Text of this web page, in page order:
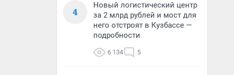
4
Новый логистический центр
за 2 млрд рублей и мост для
него отстроят в Кузбассе —
подробности
6 134 5